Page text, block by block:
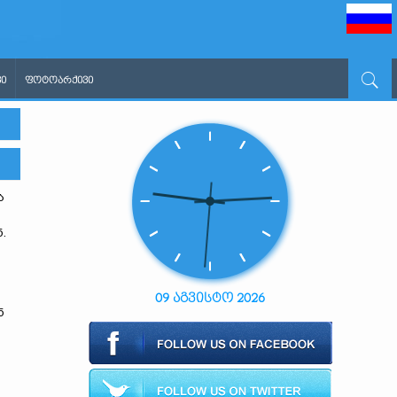
ᲤᲝᲢᲝᲐᲠᲥᲘᲕᲘ
09 აგვისტო 2026